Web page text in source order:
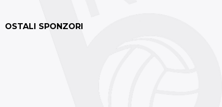
OSTALI SPONZORI